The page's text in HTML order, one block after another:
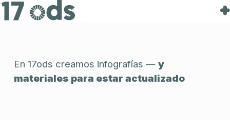
En 17ods creamos infografías — y
materiales para estar actualizado